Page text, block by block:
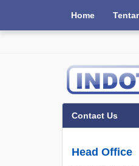
Home
Contact Us
Head Office